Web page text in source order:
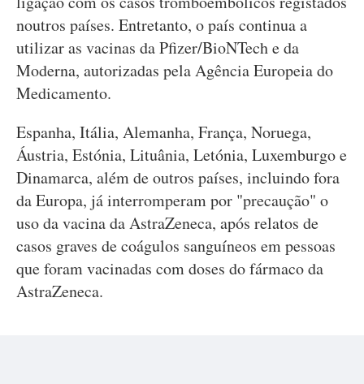
noutros países. Entretanto, o país continua a
utilizar as vacinas da Pfizer/BioNTech e da
Moderna, autorizadas pela Agência Europeia do
Medicamento.
Espanha, Itália, Alemanha, França, Noruega,
Áustria, Estónia, Lituânia, Letónia, Luxemburgo e
Dinamarca, além de outros países, incluindo fora
da Europa, já interromperam por "precaução" o
uso da vacina da AstraZeneca, após relatos de
casos graves de coágulos sanguíneos em pessoas
que foram vacinadas com doses do fármaco da
AstraZeneca.